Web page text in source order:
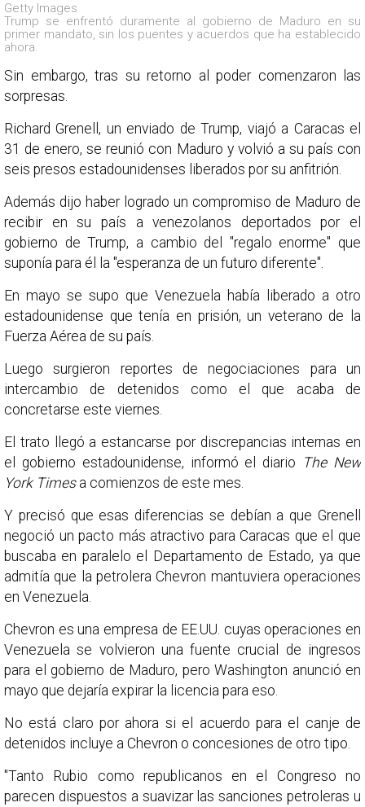
Getty Images
Trump se enfrentó duramente al gobierno de Maduro en su
primer mandato, sin los puentes y acuerdos que ha establecido
ahora.
Sin embargo, tras su retorno al poder comenzaron las
sorpresas.
Richard Grenell, un enviado de Trump, viajó a Caracas el
31 de enero, se reunió con Maduro y volvió a su país con
seis presos estadounidenses liberados por su anfitrión.
Además dijo haber logrado un compromiso de Maduro de
recibir en su país a venezolanos deportados por el
gobierno de Trump, a cambio del "regalo enorme" que
suponía para él la "esperanza de un futuro diferente".
En mayo se supo que Venezuela había liberado a otro
estadounidense que tenía en prisión, un veterano de la
Fuerza Aérea de su país.
Luego surgieron reportes de negociaciones para un
intercambio de detenidos como el que acaba de
concretarse este viernes.
El trato llegó a estancarse por discrepancias internas en
el gobierno estadounidense, informó el diario The New
York Timesa comienzos de este mes.
Y precisó que esas diferencias se debían a que Grenell
negoció un pacto más atractivo para Caracas que el que
buscaba en paralelo el Departamento de Estado, ya que
admitía que la petrolera Chevron mantuviera operaciones
en Venezuela.
Chevron es una empresa de EE.UU. cuyas operaciones en
Venezuela se volvieron una fuente crucial de ingresos
para el gobierno de Maduro, pero Washington anunció en
mayo que dejaría expirar la licencia para eso.
No está claro por ahora si el acuerdo para el canje de
detenidos incluye a Chevron o concesiones de otro tipo.
"Tanto Rubio como republicanos en el Congreso no
parecen dispuestos a suavizar las sanciones petroleras u